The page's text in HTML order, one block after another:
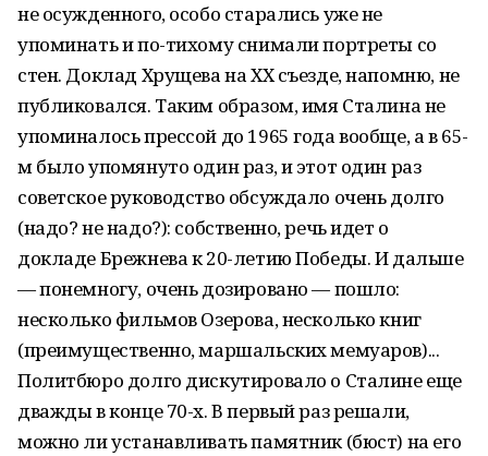
не осужденного, особо старались уже не
упоминать и по-тихому снимали портреты со
стен. Доклад Хрущева на ХХ съезде, напомню, не
публиковался. Таким образом, имя Сталина не
упоминалось прессой до 1965 года вообще, а в 65-
м было упомянуто один раз, и этот один раз
советское руководство обсуждало очень долго
(надо? не надо?): собственно, речь идет о
докладе Брежнева к 20-летию Победы. И дальше
— понемногу, очень дозировано — пошло:
несколько фильмов Озерова, несколько книг
(преимущественно, маршальских мемуаров)...
Политбюро долго дискутировало о Сталине еще
дважды в конце 70-х. В первый раз решали,
можно ли устанавливать памятник (бюст) на его